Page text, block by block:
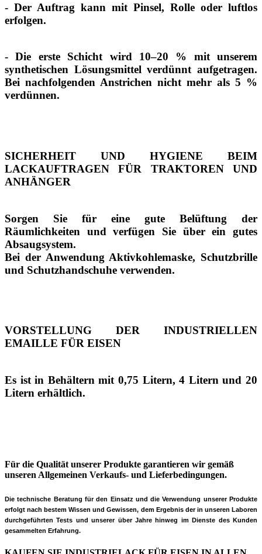
- Der Auftrag kann mit Pinsel, Rolle oder luftlos
erfolgen.
- Die erste Schicht wird 10–20 % mit unserem
synthetischen Lösungsmittel verdünnt aufgetragen.
Bei nachfolgenden Anstrichen nicht mehr als 5 %
verdünnen.
SICHERHEIT UND HYGIENE BEIM
LACKAUFTRAGEN FÜR TRAKTOREN UND
ANHÄNGER
Sorgen Sie für eine gute Belüftung der
Räumlichkeiten und verfügen Sie über ein gutes
Absaugsystem.
Bei der Anwendung Aktivkohlemaske, Schutzbrille
und Schutzhandschuhe verwenden.
VORSTELLUNG DER INDUSTRIELLEN
EMAILLE FÜR EISEN
Es ist in Behältern mit 0,75 Litern, 4 Litern und 20
Litern erhältlich.
Für die Qualität unserer Produkte garantieren wir gemäß
unseren Allgemeinen Verkaufs- und Lieferbedingungen.
Die technische Beratung für den Einsatz und die Verwendung unserer Produkte
erfolgt nach bestem Wissen und Gewissen, dem Ergebnis derin unseren Laboren
durchgeführten Tests und unserer über Jahre hinweg im Dienste des Kunden
gesammelten Erfahrung.